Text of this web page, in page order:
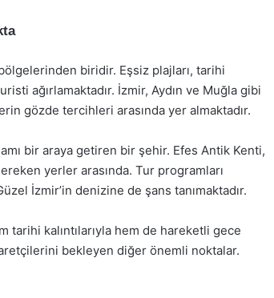
biridir. Eşsiz plajları, tarihi
ağırlamaktadır. İzmir, Aydın ve Muğla gibi
gözde tercihleri arasında yer almaktadır.
bir araya getiren bir şehir. Efes Antik Kenti,
yerler arasında. Tur programları
İzmir’in denizine de şans tanımaktadır.
tarihi kalıntılarıyla hem de hareketli gece
bekleyen diğer önemli noktalar.